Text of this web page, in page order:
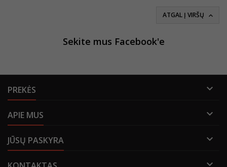
ATGAL Į VIRŠŲ 
Sekite mus Facebook'e
PREKĖS 
APIE MUS 
JŪSŲ PASKYRA 
